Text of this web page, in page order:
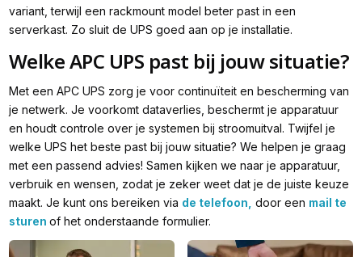
variant, terwijl een rackmount model beter past in een
serverkast. Zo sluit de UPS goed aan op je installatie.
Welke APC UPS past bij jouw situatie?
Met een APC UPS zorg je voor continuïteit en bescherming van
je netwerk. Je voorkomt dataverlies, beschermt je apparatuur
en houdt controle over je systemen bij stroomuitval. Twijfel je
welke UPS het beste past bij jouw situatie? We helpen je graag
met een passend advies! Samen kijken we naar je apparatuur,
verbruik en wensen, zodat je zeker weet dat je de juiste keuze
maakt. Je kunt ons bereiken via de telefoon, door een mail te
sturen of het onderstaande formulier.